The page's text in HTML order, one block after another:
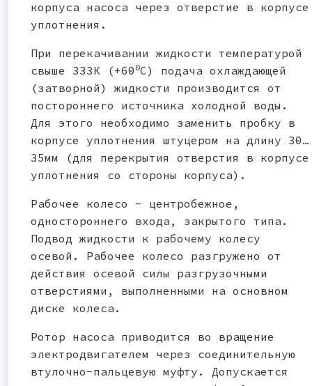
корпуса насоса через отверстие в корпусе
уплотнения.
При перекачивании жидкости температурой
свыше 333К (+60 0С) подача охлаждающей
(затворной) жидкости производится от
постороннего источника холодной воды.
Для этого необходимо заменить пробку в
корпусе уплотнения штуцером на длину 30…
35мм (для перекрытия отверстия в корпусе
уплотнения со стороны корпуса).
Рабочее колесо - центробежное,
одностороннего входа, закрытого типа.
Подвод жидкости к рабочему колесу
осевой. Рабочее колесо разгружено от
действия осевой силы разгрузочными
отверстиями, выполненными на основном
диске колеса.
Ротор насоса приводится во вращение
электродвигателем через соединительную
втулочно-пальцевую муфту. Допускается